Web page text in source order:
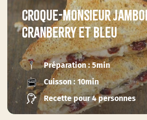
Croque-monsieur
cranberry et bleu
Préparation : 5min
Cuisson : 10min
Recette pour 4 personnes